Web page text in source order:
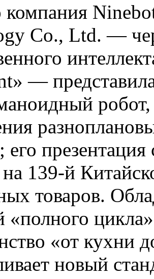
компания
Co., Ltd. —
—
его
на 139-й
товаров.
«полного
«от кухни
новый